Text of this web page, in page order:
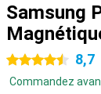
Samsung
4.5 étoiles
8,7
Commandez